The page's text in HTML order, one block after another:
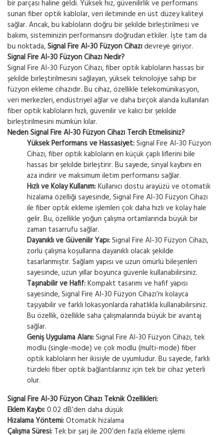
bir parçası haline geldi. Yüksek hız, güvenilirlik ve performans
sunan fiber optik kablolar, veri iletiminde en üst düzey kaliteyi
sağlar. Ancak, bu kabloların doğru bir şekilde birleştirilmesi ve
bakımı, sisteminizin performansını doğrudan etkiler. İşte tam da
bu noktada,Signal Fire AI-30 Füzyon Cihazıdevreye giriyor.
Signal Fire AI-30 Füzyon Cihazı Nedir?
Signal Fire AI-30 Füzyon Cihazı, fiber optik kabloların hassas bir
şekilde birleştirilmesini sağlayan, yüksek teknolojiye sahip bir
füzyon ekleme cihazıdır. Bu cihaz, özellikle telekomünikasyon,
veri merkezleri, endüstriyel ağlar ve daha birçok alanda kullanılan
fiber optik kabloların hızlı, güvenilir ve kalıcı bir şekilde
birleştirilmesini mümkün kılar.
Neden Signal Fire AI-30 Füzyon Cihazı Tercih Etmelisiniz?
Yüksek Performans ve Hassasiyet:Signal Fire AI-30 Füzyon
Cihazı, fiber optik kabloların en küçük çaplı liflerini bile
hassas bir şekilde birleştirir. Bu sayede, sinyal kaybını en
aza indirir ve maksimum iletim performansı sağlar.
Hızlı ve Kolay Kullanım:Kullanıcı dostu arayüzü ve otomatik
hizalama özelliği sayesinde, Signal Fire AI-30 Füzyon Cihazı
ile fiber optik ekleme işlemleri çok daha hızlı ve kolay hale
gelir. Bu, özellikle yoğun çalışma ortamlarında büyük bir
zaman tasarrufu sağlar.
Dayanıklı ve Güvenilir Yapı:Signal Fire AI-30 Füzyon Cihazı,
zorlu çalışma koşullarına dayanıklı olacak şekilde
tasarlanmıştır. Sağlam yapısı ve uzun ömürlü bileşenleri
sayesinde, uzun yıllar boyunca güvenle kullanabilirsiniz.
Taşınabilir ve Hafif:Kompakt tasarımı ve hafif yapısı
sayesinde, Signal Fire AI-30 Füzyon Cihazı’nı kolayca
taşıyabilir ve farklı lokasyonlarda rahatlıkla kullanabilirsiniz.
Bu özellik, özellikle saha çalışmalarında büyük bir avantaj
sağlar.
Geniş Uygulama Alanı:Signal Fire AI-30 Füzyon Cihazı, tek
modlu (single-mode) ve çok modlu (multi-mode) fiber
optik kabloların her ikisiyle de uyumludur. Bu sayede, farklı
türdeki fiber optik bağlantılarınız için tek bir cihaz yeterli
olur.
Signal Fire AI-30 Füzyon Cihazı Teknik Özellikleri:
Eklem Kaybı:0.02 dB’den daha düşük
Hizalama Yöntemi:Otomatik hizalama
Çalışma Süresi: Tek bir şarj ile 200’den fazla ekleme işlemi